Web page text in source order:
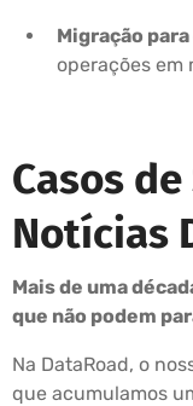
Migração
operações em
Casos
Notícias
Mais de uma
que não podem
Na DataRoad, o
que acumulamos